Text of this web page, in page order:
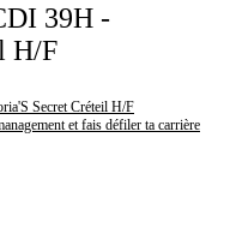
39H -
H/F
Secret Créteil H/F
et fais défiler ta carrière